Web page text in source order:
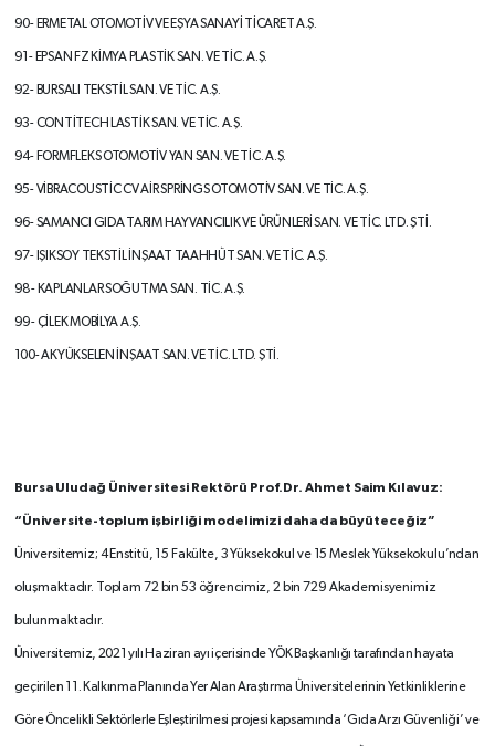
90- ERMETAL OTOMOTİV VE EŞYA SANAYİ TİCARET A.Ş.
91- EPSAN FZ KİMYA PLASTİK SAN. VE TİC. A.Ş.
92- BURSALI TEKSTİL SAN. VE TİC. A.Ş.
93- CONTİTECH LASTİK SAN. VE TİC. A.Ş.
94- FORMFLEKS OTOMOTİV YAN SAN. VE TİC. A.Ş.
95- VİBRACOUSTİC CV AİR SPRİNGSOTOMOTİV SAN. VE TİC. A.Ş.
96- SAMANCI GIDA TARIM HAYVANCILIKVE ÜRÜNLERİ SAN. VE TİC. LTD. ŞTİ.
97- IŞIKSOY TEKSTİL İNŞAAT TAAHHÜTSAN. VE TİC. A.Ş.
98- KAPLANLAR SOĞUTMA SAN. TİC. A.Ş.
99- ÇİLEK MOBİLYA A.Ş.
100- AKYÜKSELEN İNŞAAT SAN. VE TİC. LTD. ŞTİ.
Bursa Uludağ Üniversitesi Rektörü Prof.Dr. Ahmet Saim Kılavuz:
“Üniversite-toplum işbirliği modelimizi daha da büyüteceğiz”
Üniversitemiz; 4 Enstitü, 15 Fakülte, 3 Yüksekokul ve 15 Meslek Yüksekokulu’ndan
oluşmaktadır. Toplam 72 bin 53 öğrencimiz, 2 bin 729 Akademisyenimiz
bulunmaktadır.
Üniversitemiz, 2021 yılı Haziran ayı içerisinde YÖK Başkanlığı tarafından hayata
geçirilen 11. Kalkınma Planında Yer Alan Araştırma Üniversitelerinin Yetkinliklerine
Göre Öncelikli Sektörlerle Eşleştirilmesi projesi kapsamında ‘Gıda Arzı Güvenliği’ ve